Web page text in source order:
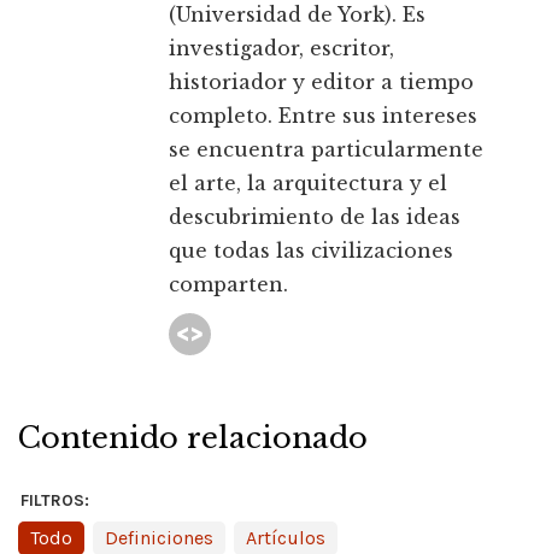
(Universidad de York). Es
investigador, escritor,
historiador y editor a tiempo
completo. Entre sus intereses
se encuentra particularmente
el arte, la arquitectura y el
descubrimiento de las ideas
que todas las civilizaciones
comparten.
Contenido relacionado
FILTROS:
Todo Definiciones Artículos